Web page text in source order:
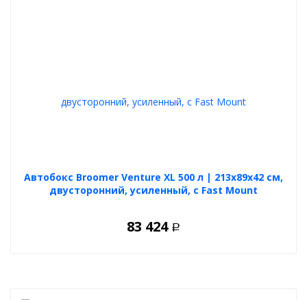
Автобокс Broomer Venture XL 500 л | 213х89х42 см,
двусторонний, усиленный, с Fast Mount
83 424 Р